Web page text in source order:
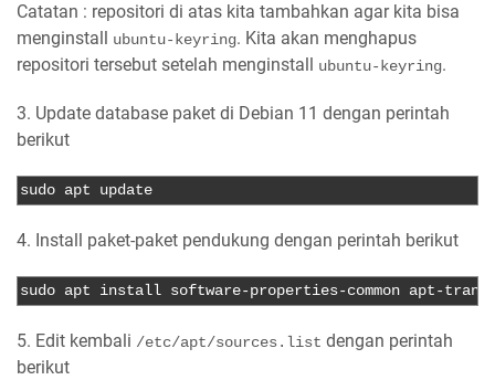
Catatan : repositori di atas kita tambahkan agar kita bisa
menginstall ubuntu-keyring. Kita akan menghapus
repositori tersebut setelah menginstall ubuntu-keyring.
3. Update database paket di Debian 11 dengan perintah
berikut
sudo apt update
4. Install paket-paket pendukung dengan perintah berikut
sudo apt install software-properties-common apt-
5. Edit kembali /etc/apt/sources.list dengan perintah
berikut